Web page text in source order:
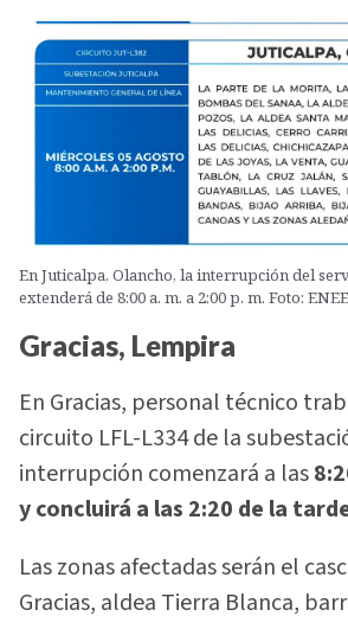
En Juticalpa, Olancho, la interrupción del
extenderá de 8:00 a. m. a 2:00 p. m. Foto: ENEE
Gracias, Lempira
En Gracias, personal técnico
circuito LFL-L334 de la
interrupción comenzará a las
y concluirá a las 2:20 de la
Las zonas afectadas serán el
Gracias, aldea Tierra Blanca,